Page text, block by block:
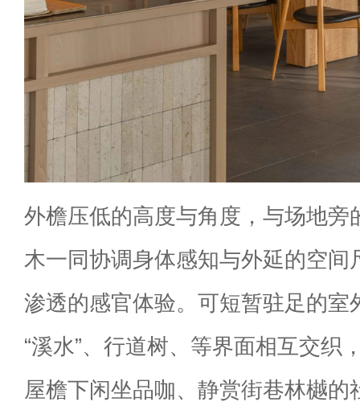
外檐压低的高度与角度，与场地旁
木一同协调身体感知与外延的空间
渗透的感官体验。可短暂驻足的室
“溪水”、行道树、等界面相互交织
屋檐下闲坐品咖、静赏街巷林樾的